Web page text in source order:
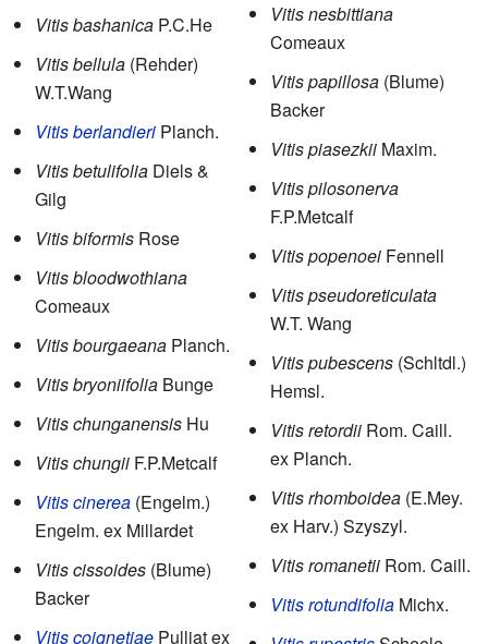
Vitis bashanica P.C.He
Vitis bellula (Rehder)
W.T.Wang
Vitis berlandieri Planch.
Vitis betulifolia Diels &
Gilg
Vitis biformis Rose
Vitis bloodwothiana
Comeaux
Vitis bourgaeana Planch.
Vitis bryoniifolia Bunge
Vitis chunganensis Hu
Vitis chungii F.P.Metcalf
Vitis cinerea (Engelm.)
Engelm. ex Millardet
Vitis cissoides (Blume)
Backer
Vitis coignetiae Pulliat ex
Vitis nesbittiana
Comeaux
Vitis papillosa (Blume)
Backer
Vitis piasezkii Maxim.
Vitis pilosonerva
F.P.Metcalf
Vitis popenoei Fennell
Vitis pseudoreticulata
W.T. Wang
Vitis pubescens (Schltdl.)
Hemsl.
Vitis retordii Rom. Caill.
ex Planch.
Vitis rhomboidea (E.Mey.
ex Harv.) Szyszyl.
Vitis romanetii Rom. Caill.
Vitis rotundifolia Michx.